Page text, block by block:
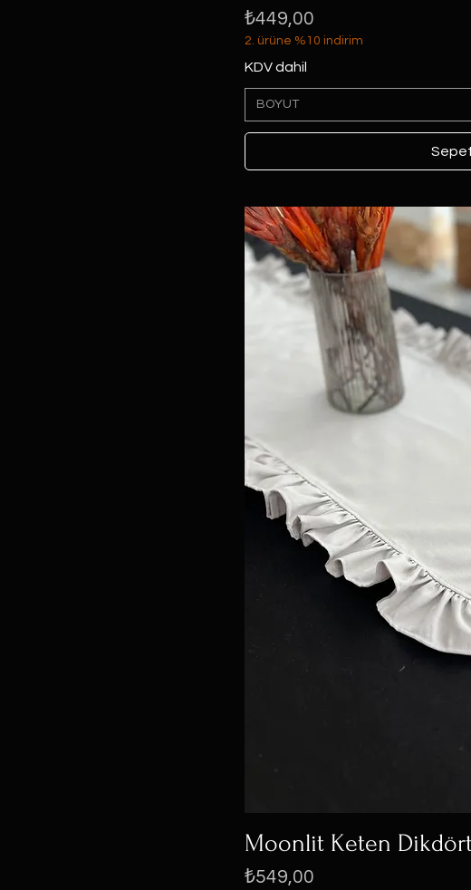
Fiyat
₺449,00
2. ürüne %10 indirim
KDV dahil
BOYUT
Moonlit Keten
Fiyat
₺549,00